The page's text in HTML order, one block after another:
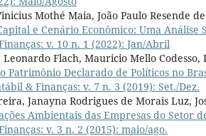
Mothé Maia, João Paulo Resende
e Cenário Econômico: Uma Análise
v. 10 n. 1 (2022): Jan/Abril
Flach, Mauricio Mello Codesso,
Patrimônio Declarado de Políticos no
& Finanças: v. 7 n. 3 (2019): Set./Dez.
Janayna Rodrigues de Morais Luz,
Ambientais das Empresas do Setor
v. 3 n. 2 (2015): maio/ago.